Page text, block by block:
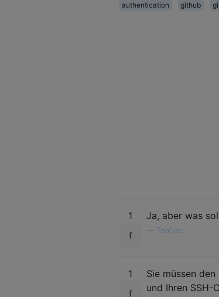
authentication github
1 Ja, aber was
TooCooL
1 Sie müssen
und Ihren SSH-